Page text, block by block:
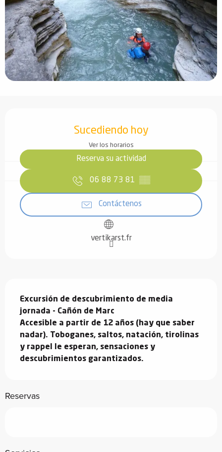
Sucediendo hoy
Ver los horarios
Reserva su actividad
06 88 73 81 ▒▒
Contáctenos
vertikarst.fr
Excursión de descubrimiento de media
jornada - Cañón de Marc
Accesible a partir de 12 años (hay que saber
nadar). Toboganes, saltos, natación, tirolinas
y rappel le esperan, sensaciones y
descubrimientos garantizados.
Reservas